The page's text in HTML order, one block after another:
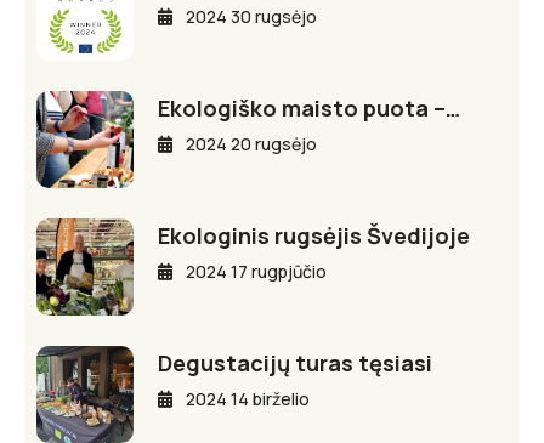
2024 30 rugsėjo
Ekologiško maisto puota –…
2024 20 rugsėjo
Ekologinis rugsėjis Švedijoje
2024 17 rugpjūčio
Degustacijų turas tęsiasi
2024 14 birželio